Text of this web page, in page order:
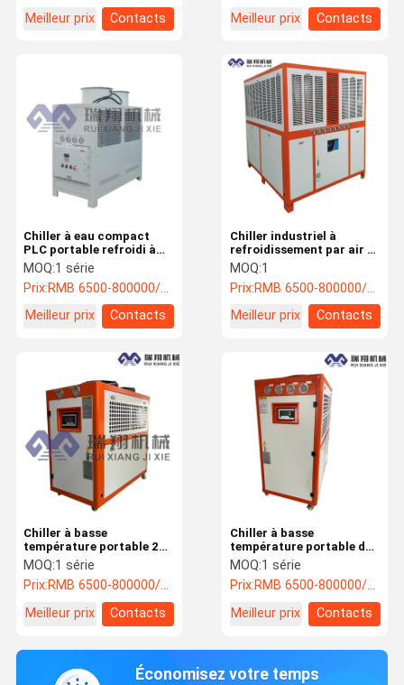
Meilleur prix
Contacts
Meilleur prix
Contacts
Chiller à eau compact
PLC portable refroidi à
l'air Chiller à inverseur
pour le traitement des
gaz
MOQ:1 série
Prix:RMB 6500-800000/PC
Meilleur prix
Contacts
Chiller industriel à
refroidissement par air à
haute efficacité à 3
phases de 125 ch
MOQ:1
Prix:RMB 6500-800000/PC
Meilleur prix
Contacts
Chiller à basse
température portable 25
tonnes Glycol Chiller
25HP 220V/50Hz
MOQ:1 série
Prix:RMB 6500-800000/PC
Meilleur prix
Contacts
Chiller à basse
température portable de
25 tonnes fiable avec
écran tactile
MOQ:1 série
Prix:RMB 6500-800000/PC
Meilleur prix
Contacts
Économisez votre temps